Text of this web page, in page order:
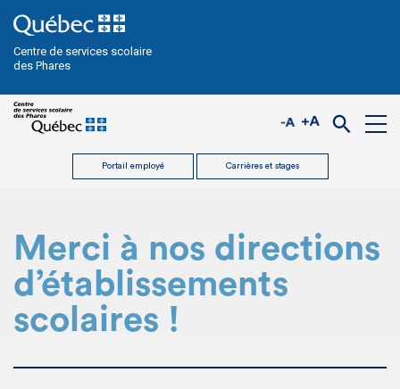
Centre de services scolaire
des Phares
Portail employé Carrières et stages
Merci à nos directions
d’établissements
scolaires !